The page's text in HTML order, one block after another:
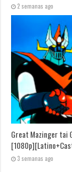
2 semanas ago
Great Mazinger tai
3 semanas ago